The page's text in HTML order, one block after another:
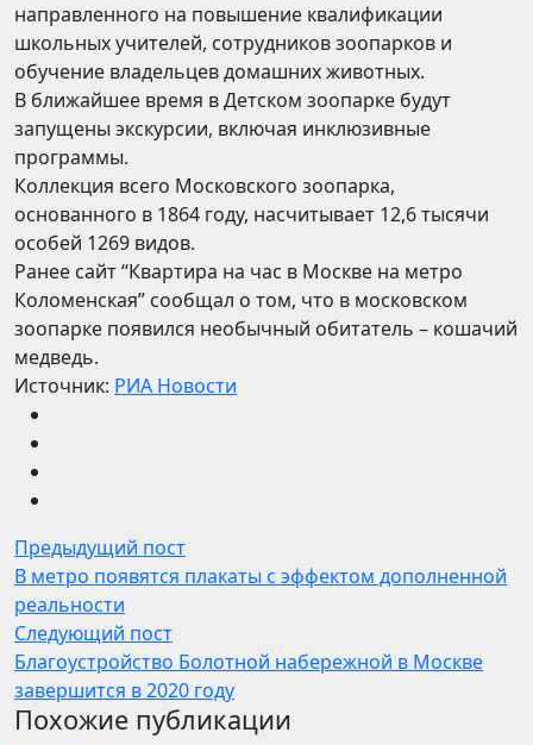
направленного на повышение квалификации
школьных учителей, сотрудников зоопарков и
обучение владельцев домашних животных.
В ближайшее время в Детском зоопарке будут
запущены экскурсии, включая инклюзивные
программы.
Коллекция всего Московского зоопарка,
основанного в 1864 году, насчитывает 12,6 тысячи
особей 1269 видов.
Ранее сайт “Квартира на час в Москве на метро
Коломенская” сообщал о том, что в московском
зоопарке появился необычный обитатель – кошачий
медведь.
Источник: РИА Новости
Предыдущий пост
В метро появятся плакаты с эффектом дополненной
реальности
Следующий пост
Благоустройство Болотной набережной в Москве
завершится в 2020 году
Похожие публикации